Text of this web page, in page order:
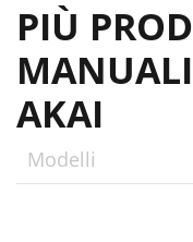
PIÙ
MANUALI
AKAI
Modelli